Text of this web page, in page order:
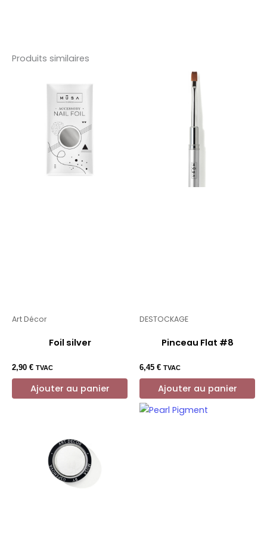
Produits similaires
Art Décor
Foil silver
2,90 € TVAC
Ajouter au panier
DESTOCKAGE
Pinceau Flat #8
6,45 € TVAC
Ajouter au panier